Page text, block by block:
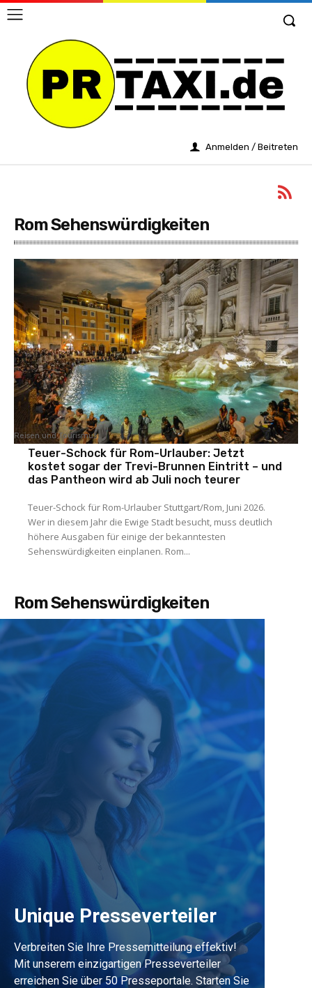
Anmelden / Beitreten
Rom Sehenswürdigkeiten
Reisen und Tourismus
Teuer-Schock für Rom-Urlauber: Jetzt
kostet sogar der Trevi-Brunnen Eintritt – und
das Pantheon wird ab Juli noch teurer
Teuer-Schock für Rom-Urlauber Stuttgart/Rom, Juni 2026.
Wer in diesem Jahr die Ewige Stadt besucht, muss deutlich
höhere Ausgaben für einige der bekanntesten
Sehenswürdigkeiten einplanen. Rom...
Rom Sehenswürdigkeiten
Unique Presseverteiler
Verbreiten Sie Ihre Pressemitteilung effektiv!
Mit unserem einzigartigen Presseverteiler
erreichen Sie über 50 Presseportale. Starten Sie